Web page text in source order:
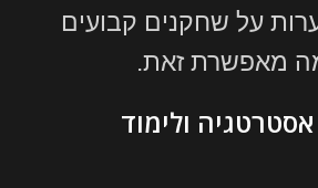
על שחקנים קבועים
מאפשרת זאת.
ולימוד